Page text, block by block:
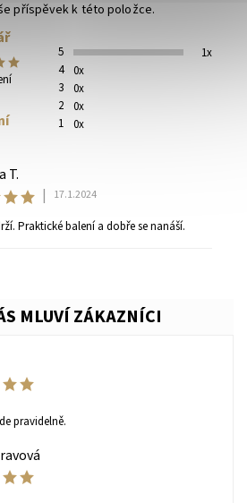
příspěvek k této položce.
5
1x
4
0x
3
0x
2
0x
1
0x
zpracovány dle
.
T.
|
17.1.2024
Praktické balení a dobře se nanáší.
pravidelně.